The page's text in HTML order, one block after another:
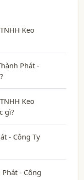
Keo
Phát -
Keo
gì?
- Công Ty
- Công